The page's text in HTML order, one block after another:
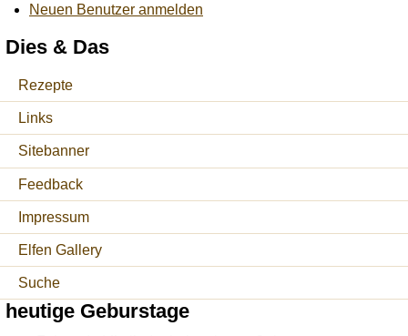
Neuen Benutzer anmelden
Dies & Das
Rezepte
Links
Sitebanner
Feedback
Impressum
Elfen Gallery
Suche
heutige Geburstage